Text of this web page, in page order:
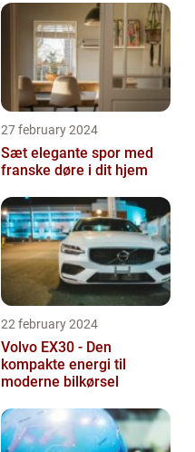
27 february 2024
Sæt elegante spor med
franske døre i dit hjem
22 february 2024
Volvo EX30 - Den
kompakte energi til
moderne bilkørsel